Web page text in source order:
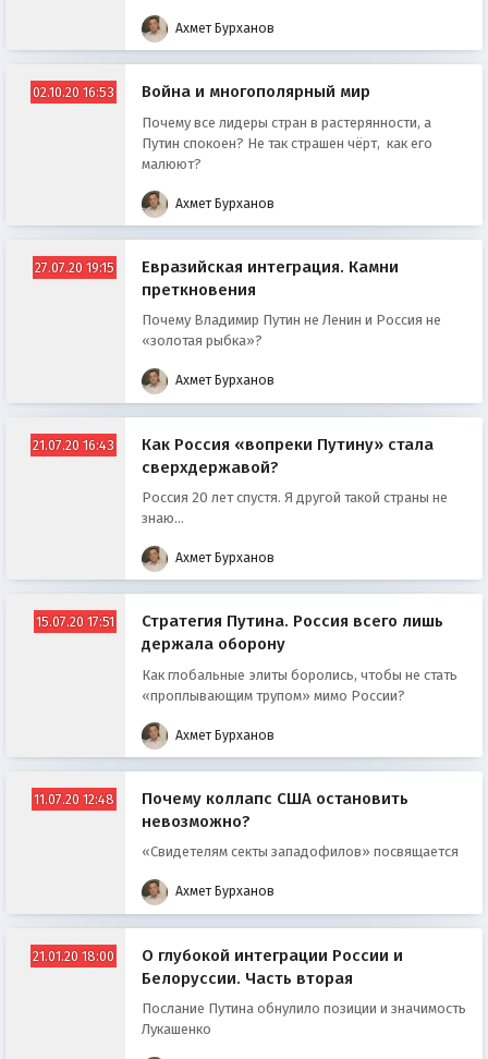
Ахмет Бурханов
02.10.20 16:53 Война и многополярный мир
Почему все лидеры стран в растерянности, а
Путин спокоен? Не так страшен чёрт, как его
малюют?
Ахмет Бурханов
27.07.20 19:15
Евразийская интеграция. Камни
преткновения
Почему Владимир Путин не Ленин и Россия не
«золотая рыбка»?
Ахмет Бурханов
21.07.20 16:43
Как Россия «вопреки Путину» стала
сверхдержавой?
Россия 20 лет спустя. Я другой такой страны не
знаю...
Ахмет Бурханов
15.07.20 17:51
Стратегия Путина. Россия всего лишь
держала оборону
Как глобальные элиты боролись, чтобы не стать
«проплывающим трупом» мимо России?
Ахмет Бурханов
11.07.20 12:48
Почему коллапс США остановить
невозможно?
«Свидетелям секты западофилов» посвящается
Ахмет Бурханов
21.01.20 18:00
О глубокой интеграции России и
Белоруссии. Часть вторая
Послание Путина обнулило позиции и значимость
Лукашенко